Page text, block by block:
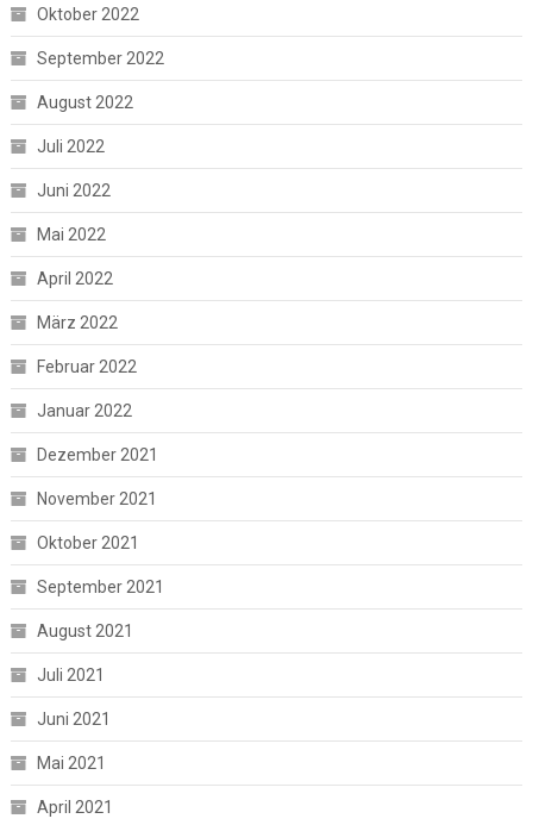
Oktober 2022
September 2022
August 2022
Juli 2022
Juni 2022
Mai 2022
April 2022
März 2022
Februar 2022
Januar 2022
Dezember 2021
November 2021
Oktober 2021
September 2021
August 2021
Juli 2021
Juni 2021
Mai 2021
April 2021